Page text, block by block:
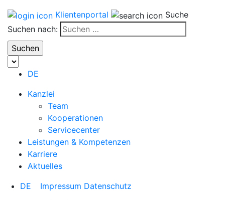
Klientenportal
Suche
Suchen nach:
DE
Kanzlei
Team
Kooperationen
Servicecenter
Leistungen & Kompetenzen
Karriere
Aktuelles
DE
Impressum Datenschutz